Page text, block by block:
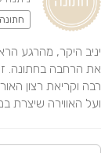
חתונה
ועל האווירה שיצרת